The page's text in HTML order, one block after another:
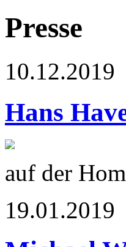
Presse
10.12.2019
Hans
auf der
19.01.2019